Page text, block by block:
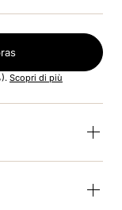
Scopri di più